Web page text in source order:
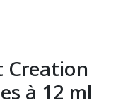
Creation
à 12 ml